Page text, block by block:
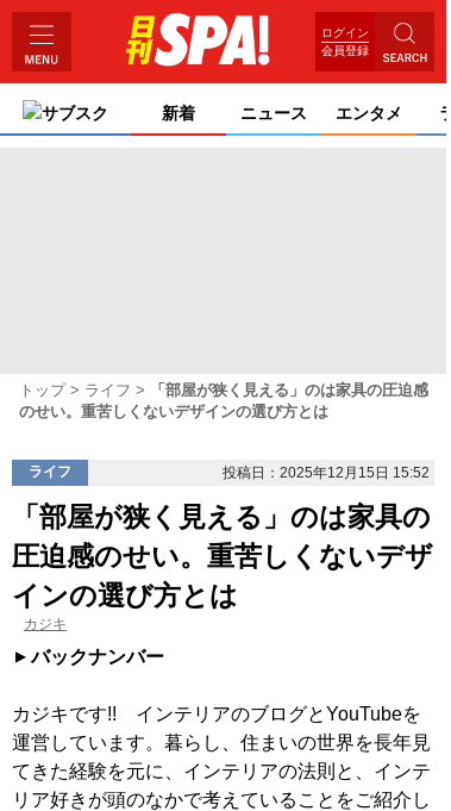
ログイン
会員登録
サブスク 新着 ニュース エンタメ
トップ ライフ
「部屋が狭く見える」のは家具の圧迫感
のせい。重苦しくないデザインの選び方とは
ライフ 投稿日：2025年12月15日 15:52
「部屋が狭く見える」のは家具の
圧迫感のせい。重苦しくないデザ
インの選び方とは
カジキ
バックナンバー
カジキです!! インテリアのブログとYouTubeを
運営しています。暮らし、住まいの世界を長年見
てきた経験を元に、インテリアの法則と、インテ
リア好きが頭のなかで考えていることをご紹介し